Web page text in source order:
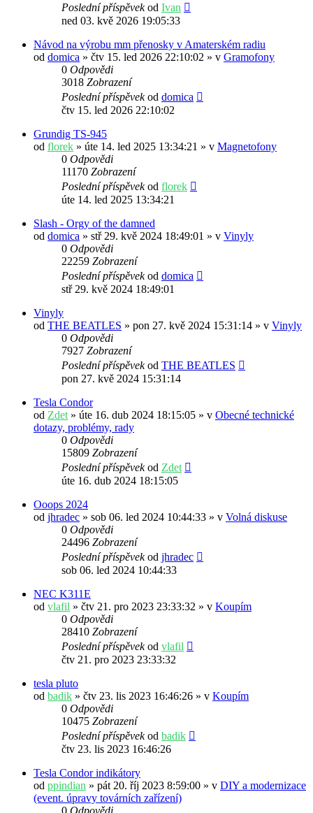
Poslední příspěvekod Ivan
ned 03. kvě 2026 19:05:33
Návod na výrobu mm přenosky v Amaterském radiu
od domica » čtv 15. led 2026 22:10:02 » v Gramofony
0 Odpovědi
3018 Zobrazení
Poslední příspěvekod domica
čtv 15. led 2026 22:10:02
Grundig TS-945
od florek » úte 14. led 2025 13:34:21 » v Magnetofony
0 Odpovědi
11170 Zobrazení
Poslední příspěvekod florek
úte 14. led 2025 13:34:21
Slash - Orgy of the damned
od domica » stř 29. kvě 2024 18:49:01 » v Vinyly
0 Odpovědi
22259 Zobrazení
Poslední příspěvekod domica
stř 29. kvě 2024 18:49:01
Vinyly
od THE BEATLES » pon 27. kvě 2024 15:31:14 » v Vinyly
0 Odpovědi
7927 Zobrazení
Poslední příspěvekod THE BEATLES
pon 27. kvě 2024 15:31:14
Tesla Condor
od Zdet » úte 16. dub 2024 18:15:05 » v Obecné technické
dotazy, problémy, rady
0 Odpovědi
15809 Zobrazení
Poslední příspěvekod Zdet
úte 16. dub 2024 18:15:05
Ooops 2024
od jhradec » sob 06. led 2024 10:44:33 » v Volná diskuse
0 Odpovědi
24496 Zobrazení
Poslední příspěvekod jhradec
sob 06. led 2024 10:44:33
NEC K311E
od vlafil » čtv 21. pro 2023 23:33:32 » v Koupím
0 Odpovědi
28410 Zobrazení
Poslední příspěvekod vlafil
čtv 21. pro 2023 23:33:32
tesla pluto
od badik » čtv 23. lis 2023 16:46:26 » v Koupím
0 Odpovědi
10475 Zobrazení
Poslední příspěvekod badik
čtv 23. lis 2023 16:46:26
Tesla Condor indikátory
od ppindian » pát 20. říj 2023 8:59:00 » v DIY a modernizace
(event. úpravy továrních zařízení)
0 Odpovědi